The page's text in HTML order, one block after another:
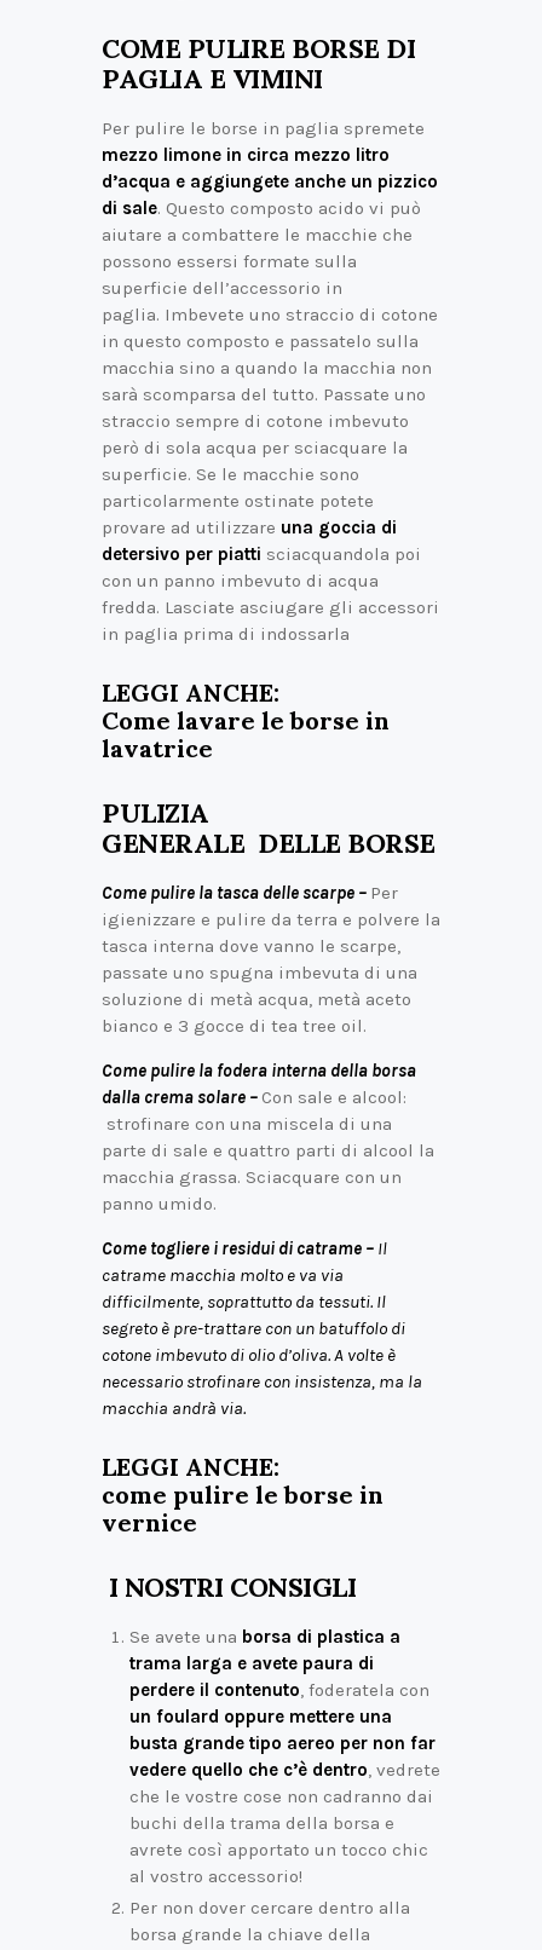
COME PULIRE BORSE DI
PAGLIA E VIMINI
Per pulire le borse in paglia spremete
mezzo limone in circa mezzo litro
d’acqua e aggiungete anche un pizzico
di sale. Questo composto acido vi può
aiutare a combattere le macchie che
possono essersi formate sulla
superficie dell’accessorio in
paglia. Imbevete uno straccio di cotone
in questo composto e passatelo sulla
macchia sino a quando la macchia non
sarà scomparsa del tutto. Passate uno
straccio sempre di cotone imbevuto
però di sola acqua per sciacquare la
superficie. Se le macchie sono
particolarmente ostinate potete
provare ad utilizzare una goccia di
detersivo per piatti sciacquandola poi
con un panno imbevuto di acqua
fredda. Lasciate asciugare gli accessori
in paglia prima di indossarla
LEGGI ANCHE:
Come lavare le borse in
lavatrice
PULIZIA
GENERALE DELLE BORSE
Come pulire la tasca delle scarpe – Per
igienizzare e pulire da terra e polvere la
tasca interna dove vanno le scarpe,
passate uno spugna imbevuta di una
soluzione di metà acqua, metà aceto
bianco e 3 gocce di tea tree oil.
Come pulire la fodera interna della borsa
dalla crema solare –Con sale e alcool:
strofinare con una miscela di una
parte di sale e quattro parti di alcool la
macchia grassa. Sciacquare con un
panno umido.
Come togliere i residui di catrame – Il
catrame macchia molto e va via
difficilmente, soprattutto da tessuti. Il
segreto è pre-trattare con un batuffolo di
cotone imbevuto di olio d’oliva. A volte è
necessario strofinare con insistenza, ma la
macchia andrà via.
LEGGI ANCHE:
come pulire le borse in
vernice
I NOSTRI CONSIGLI
Se avete una borsa di plastica a
trama larga e avete paura di
perdere il contenuto, foderatela con
un foulard oppure mettere una
busta grande tipo aereo per non far
vedere quello che c’è dentro, vedrete
che le vostre cose non cadranno dai
buchi della trama della borsa e
avrete così apportato un tocco chic
al vostro accessorio!
Per non dover cercare dentro alla
borsa grande la chiave della